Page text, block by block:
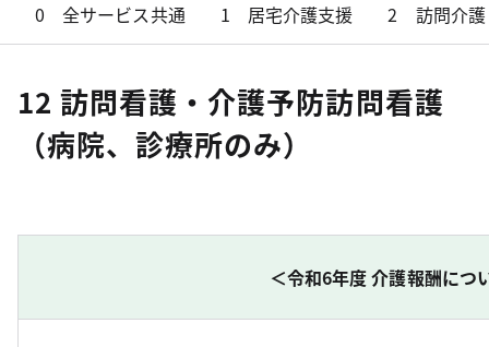
0 全サービス共通 1 居宅介護支援 2 訪問介護
12 訪問看護・介護予防訪問看護
（病院、診療所のみ）
＜令和6年度 介護報酬につ